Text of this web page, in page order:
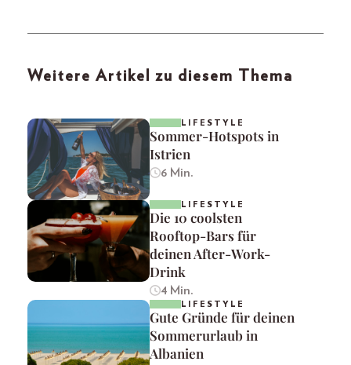
Weitere Artikel zu diesem Thema
LIFESTYLE
Sommer-Hotspots in
Istrien
6 Min.
LIFESTYLE
Die 10 coolsten
Rooftop-Bars für
deinen After-Work-
Drink
4 Min.
LIFESTYLE
Gute Gründe für deinen
Sommerurlaub in
Albanien